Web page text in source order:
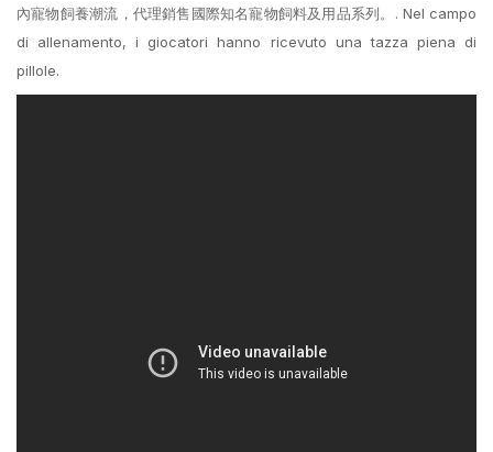
內寵物飼養潮流，代理銷售國際知名寵物飼料及用品系列。. Nel campo
di allenamento, i giocatori hanno ricevuto una tazza piena di
pillole.